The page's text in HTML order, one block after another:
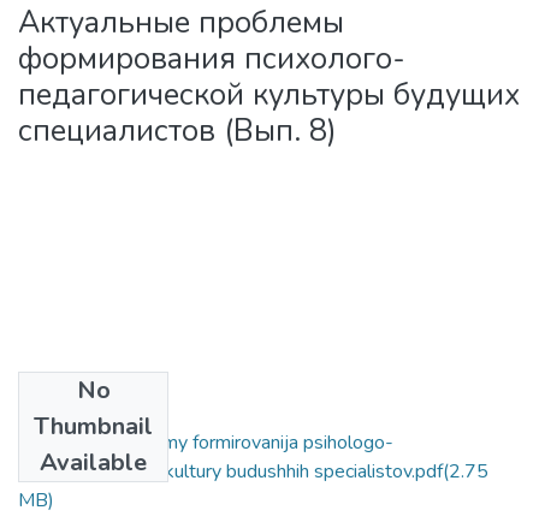
Актуальные проблемы
формирования психолого-
педагогической культуры будущих
специалистов (Вып. 8)
No
Thumbnail
Available
Aktualnye problemy formirovanija psihologo-
pedagogicheskoj kultury budushhih specialistov.pdf(2.75
MB)